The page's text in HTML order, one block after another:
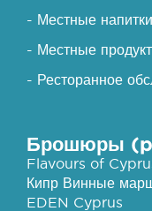
- Местные напитки
- Местные
- Ресторанное
Брошюры
Flavours of
Кипр Винные
EDEN Cyprus